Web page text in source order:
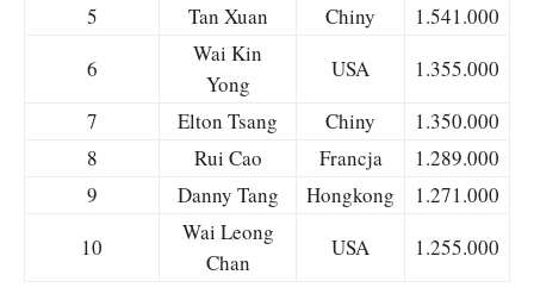
5
Tan Xuan Chiny
1.541.000
6
Wai Kin
Yong
USA
1.355.000
7
Elton Tsang Chiny
1.350.000
8
Rui Cao Francja
1.289.000
9
Danny Tang Hongkong
1.271.000
10
Wai Leong
Chan
USA 1.255.000